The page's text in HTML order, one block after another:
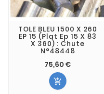
TOLE BLEU 1500 X 260
EP 15 (Plat Ep 15 X 83
X 360) : Chute
N°48448
75,60 €
